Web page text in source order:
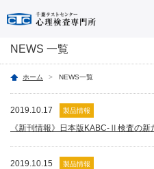
NEWS 一覧
ホーム NEWS一覧
2019.10.17 製品情報
《新刊情報》日本版KABC-Ⅱ検査の新
2019.10.15 製品情報